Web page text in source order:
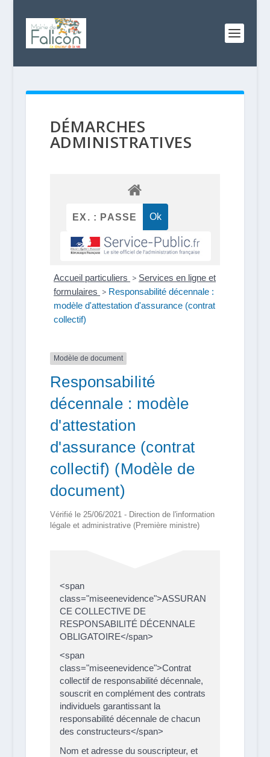
DÉMARCHES
ADMINISTRATIVES
Accueil particuliers > Services en ligne et
formulaires > Responsabilité décennale :
modèle d'attestation d'assurance (contrat
collectif)
Modèle de document
Responsabilité
décennale : modèle
d'attestation
d'assurance (contrat
collectif) (Modèle de
document)
Vérifié le 25/06/2021 - Direction de l'information
légale et administrative (Première ministre)
<span
class="miseenevidence">ASSURAN
CE COLLECTIVE DE
RESPONSABILITÉ DÉCENNALE
OBLIGATOIRE</span>
<span
class="miseenevidence">Contrat
collectif de responsabilité décennale,
souscrit en complément des contrats
individuels garantissant la
responsabilité décennale de chacun
des constructeurs</span>
Nom et adresse du souscripteur, et